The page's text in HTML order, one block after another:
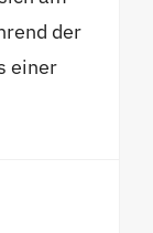
der
einer